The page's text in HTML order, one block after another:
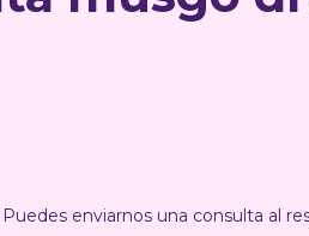
enviarnos una consulta al